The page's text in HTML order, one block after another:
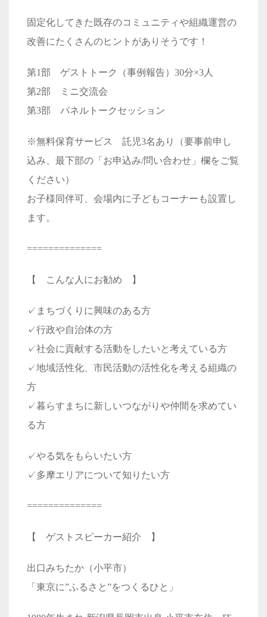
固定化してきた既存のコミュニティや組織運営の
改善にたくさんのヒントがありそうです！
第1部 ゲストトーク（事例報告）30分×3人
第2部 ミニ交流会
第3部 パネルトークセッション
※無料保育サービス 託児3名あり（要事前申し
込み、最下部の「お申込み/問い合わせ」欄をご覧
ください）
お子様同伴可、会場内に子どもコーナーも設置し
ます。
==============
【 こんな人にお勧め 】
✓まちづくりに興味のある方
✓行政や自治体の方
✓社会に貢献する活動をしたいと考えている方
✓地域活性化、市民活動の活性化を考える組織の
方
✓暮らすまちに新しいつながりや仲間を求めてい
る方
✓やる気をもらいたい方
✓多摩エリアについて知りたい方
==============
【 ゲストスピーカー紹介 】
出口みちたか（小平市）
「東京に”ふるさと”をつくるひと」